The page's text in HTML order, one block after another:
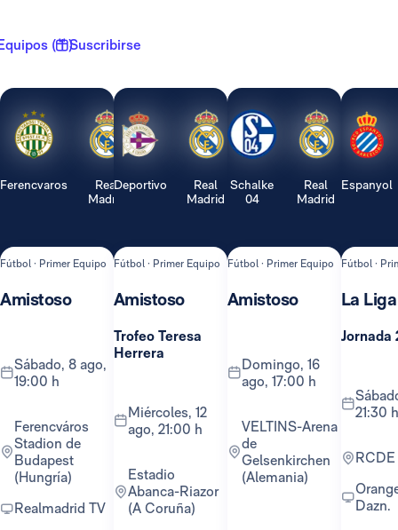
( 1 )Suscribirse
Ferencvaros
Real
Madrid
Fútbol · Primer Equipo
Amistoso
sábado, 8 ago,
19:00 h
Ferencváros
Stadion de
Budapest
(Hungría)
Realmadrid TV
Deportivo
Real
Madrid
Fútbol · Primer Equipo
Amistoso
Trofeo Teresa
Herrera
miércoles, 12
ago, 21:00 h
Estadio
Abanca-Riazor
(A Coruña)
Schalke
04
Real
Madrid
Fútbol · Primer Equipo
Amistoso
domingo, 16
ago, 17:00 h
VELTINS-Arena
de
Gelsenkirchen
(Alemania)
Espanyol
Fútbol ·
La Liga
Jornada
sábado, 22 ago,
21:30 h
Orange TV y
Dazn.